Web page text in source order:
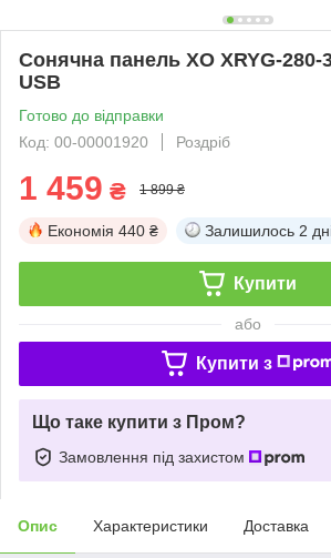
Сонячна панель XO XRYG-280-3
USB
Готово до відправки
Код: 00-00001920
Роздріб
1 459 ₴ 1 899 ₴
Економія 440 ₴ Залишилось 2
Купити
або
Купити з
Що таке купити з Пром?
Замовлення під захистом
Опис Характеристики Доставка